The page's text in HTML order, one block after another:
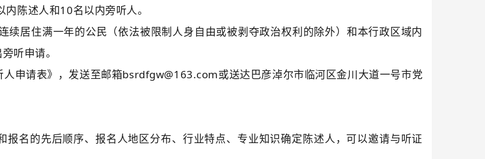
内陈述人和10名以内旁听人。
续居住满一年的公民（依法被限制人身自由或被剥夺政治权利的除外）和本行政区域内
听申请。
申请表》 ，发送至邮箱bsrdfgw@163.com或送达巴彦淖尔市临河区金川大道一号市党
名的先后顺序、报名人地区分布、行业特点、专业知识确定陈述人，可以邀请与听证